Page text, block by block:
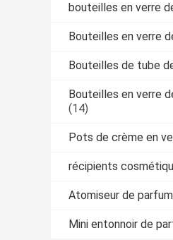
bouteilles en verre
Bouteilles en verre
Bouteilles de tube
Bouteilles en verre
(14)
Pots de crème en
récipients
Atomiseur de
Mini entonnoir de